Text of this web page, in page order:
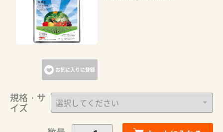
お気に入りに登録
規格・サ
イズ